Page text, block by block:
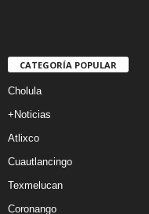
CATEGORÍA POPULAR
Cholula
+Noticias
Atlixco
Cuautlancingo
Texmelucan
Coronango